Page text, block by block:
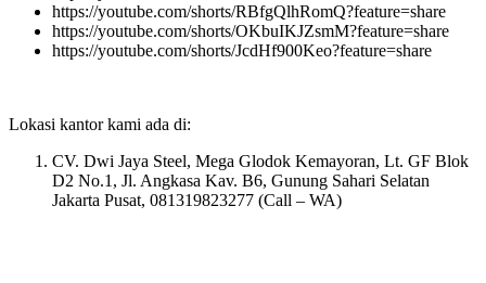
https://youtube.com/shorts/RBfgQlhRomQ?feature=share
https://youtube.com/shorts/OKbuIKJZsmM?feature=share
https://youtube.com/shorts/JcdHf900Keo?feature=share
Lokasi kantor kami ada di:
CV. Dwi Jaya Steel, Mega Glodok Kemayoran, Lt. GF Blok
D2 No.1, Jl. Angkasa Kav. B6, Gunung Sahari Selatan
Jakarta Pusat, 081319823277 (Call – WA)